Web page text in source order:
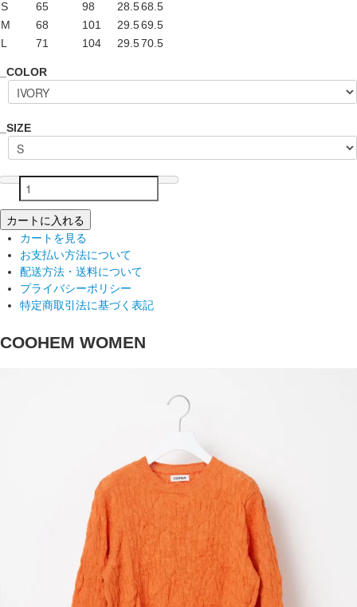
S
65 98 28.568.5
M
68 101 29.569.5
L
71 104 29.570.5
_COLOR
_SIZE
カートに入れる
カートを見る
お支払い方法について
配送方法・送料について
プライバシーポリシー
特定商取引法に基づく表記
COOHEM WOMEN